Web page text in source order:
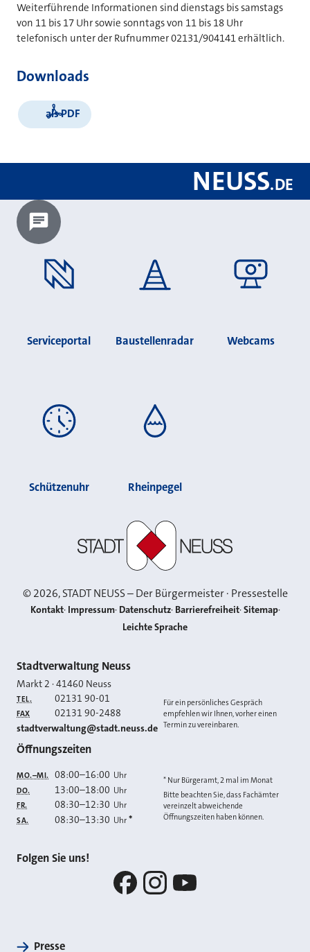
Weiterführende Informationen sind dienstags bis samstags
von 11 bis 17 Uhr sowie sonntags von 11 bis 18 Uhr
telefonisch unter der Rufnummer 02131/904141 erhältlich.
Downloads
als PDF
NEUSS.DE
Chatbot laden?
Serviceportal Baustellenradar Webcams
Schützenuhr Rheinpegel
©2026, STADT NEUSS – Der Bürgermeister · Pressestelle
Kontakt Impressum Datenschutz Barrierefreiheit Sitemap
Leichte Sprache
Kontakt
Stadtverwaltung Neuss
Markt 2 ·41460 Neuss
TEL. 02131 90-01
FAX 02131 90-2488
E-MAIL
stadtverwaltung@stadt.neuss.de
Für ein persönliches Gespräch
empfehlen wir Ihnen, vorher einen
Termin zu vereinbaren.
Öffnungszeiten
MO.–MI. 08:00–16:00 Uhr
DO. 13:00–18:00 Uhr
FR. 08:30–12:30 Uhr
SA. 08:30–13:30 Uhr *
* Nur Bürgeramt, 2 mal im Monat
Bitte beachten Sie, dass Fachämter
vereinzelt abweichende
Öffnungszeiten haben können.
Folgen Sie uns!
Presse